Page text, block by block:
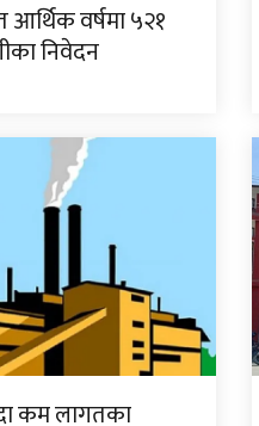
वर्षमा ५२१
निवेदन
कम लागतका